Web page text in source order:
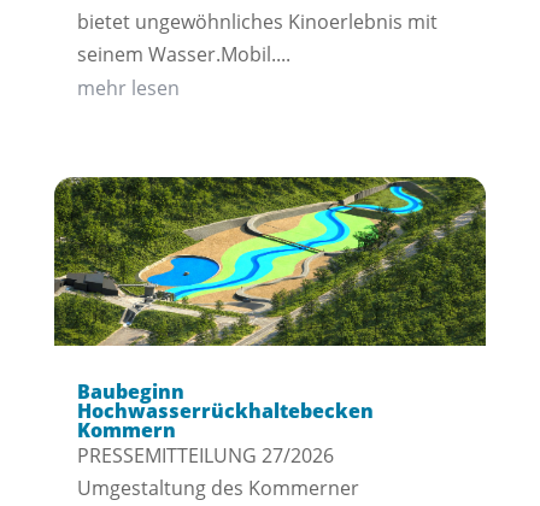
bietet ungewöhnliches Kinoerlebnis mit
seinem Wasser.Mobil....
mehr lesen
Baubeginn
Hochwasserrückhaltebecken
Kommern
PRESSEMITTEILUNG 27/2026
Umgestaltung des Kommerner